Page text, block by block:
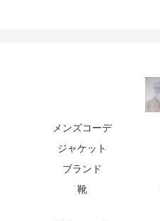
メンズコーデ
ジャケット
ブランド
靴